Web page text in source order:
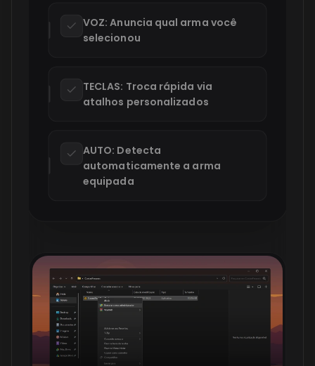
VOZ: Anuncia qual arma você
selecionou
TECLAS: Troca rápida via
atalhos personalizados
AUTO: Detecta
automaticamente a arma
equipada